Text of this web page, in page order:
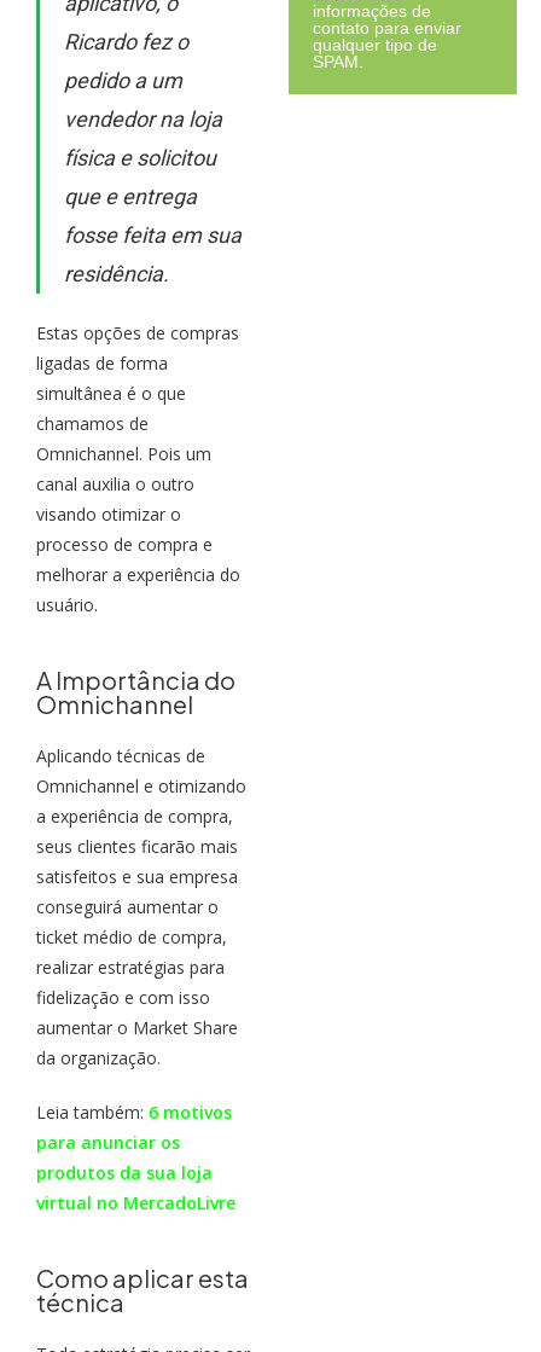
Ricardo fez o
pedido a um
vendedor na loja
física e solicitou
que e entrega
fosse feita em sua
residência.
Estas opções de compras
ligadas de forma
simultânea é o que
chamamos de
Omnichannel. Pois um
canal auxilia o outro
visando otimizar o
processo de compra e
melhorar a experiência do
usuário.
A Importância do
Omnichannel
Aplicando técnicas de
Omnichannel e otimizando
a experiência de compra,
seus clientes ficarão mais
satisfeitos e sua empresa
conseguirá aumentar o
ticket médio de compra,
realizar estratégias para
fidelização e com isso
aumentar o Market Share
da organização.
Leia também: 6 motivos
para anunciar os
produtos da sua loja
virtual no MercadoLivre
Como aplicar esta
técnica
informações de
contato para enviar
qualquer tipo de
SPAM.